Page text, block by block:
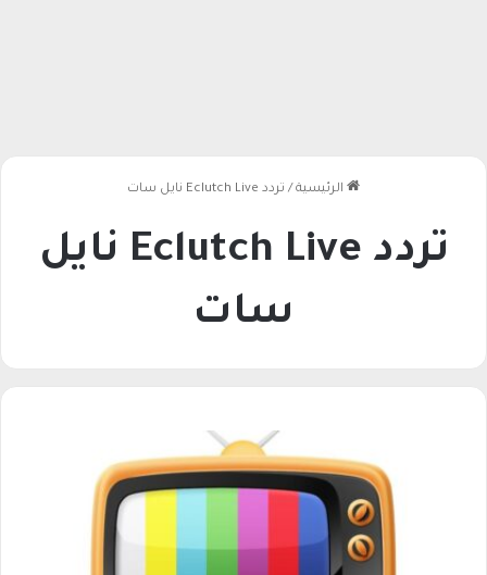
الرئيسية / تردد Eclutch Live نايل سات
تردد Eclutch Live نايل
سات